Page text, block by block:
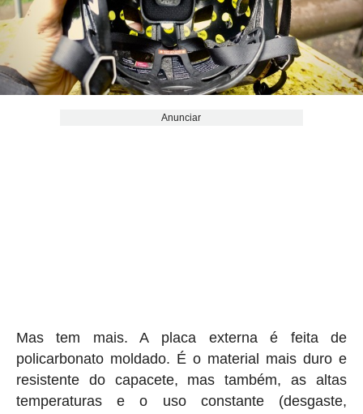
Anunciar
Mas tem mais. A placa externa é feita de
policarbonato moldado. É o material mais duro e
resistente do capacete, mas também, as altas
temperaturas e o uso constante (desgaste,